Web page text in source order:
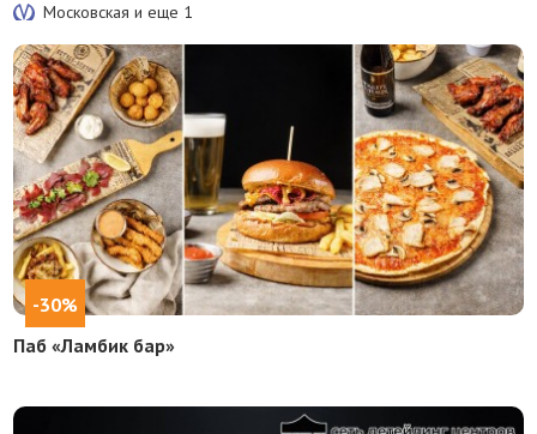
Московская и еще 1
-30%
Паб «Ламбик бар»